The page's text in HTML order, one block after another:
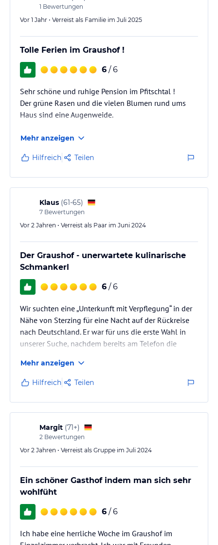
1 Bewertungen
Vor 1 Jahr • Verreist als Familie im Juli 2025
Tolle Ferien im Graushof !
6 / 6
Sehr schöne und ruhige Pension im Pfitschtal !
Der grüne Rasen und die vielen Blumen rund ums
Haus sind eine Augenweide.
Mehr anzeigen
Hilfreich Teilen
Klaus (61-65)
7 Bewertungen
Vor 2 Jahren • Verreist als Paar im Juni 2024
Der Graushof - unerwartete kulinarische
Schmankerl
6 / 6
Wir suchten eine „Unterkunft mit Verpflegung“ in der
Nähe von Sterzing für eine Nacht auf der Rückreise
nach Deutschland. Er war für uns die erste Wahl in
unserer Suche, nachdem bereits am Telefon die
Wir suchten saubere, eher einfache Zimmer mit lecker
Essen zu einem fairen Preis- Wir haben im Gaushof
mehr bekommen.
Mehr anzeigen
Hilfreich Teilen
Margit (71+)
2 Bewertungen
Vor 2 Jahren • Verreist als Gruppe im Juli 2024
Ein schöner Gasthof indem man sich sehr
wohlfüht
6 / 6
Ich habe eine herrliche Woche im Graushof im